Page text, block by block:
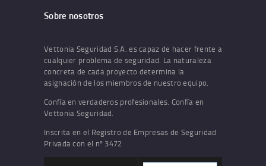
Sobre nosotros
Vettonia Seguridad S.A. es capaz de hacer frente a
cualquier problema de seguridad. La naturaleza
concreta de cada proyecto determina la
asignación de los miembros de nuestro equipo.
Confía en verdaderos profesionales. Confía en
Vettonia Seguridad.
Inscrita en el Registro de Empresas de Seguridad
Privada con el nº 3472